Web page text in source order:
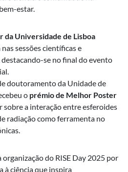
estar.
da Universidade de Lisboa
sessões científicas e
se no final do evento
doutoramento da Unidade de
o prémio de Melhor Poster
a interação entre esferoides
radiação como ferramenta no
organização do RISE Day 2025 por
à ciência que inspira